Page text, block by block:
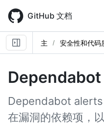
main
content
GitHub 文档
主 安全性和代码
Dependabot
Dependabot alerts
在漏洞的依赖项，